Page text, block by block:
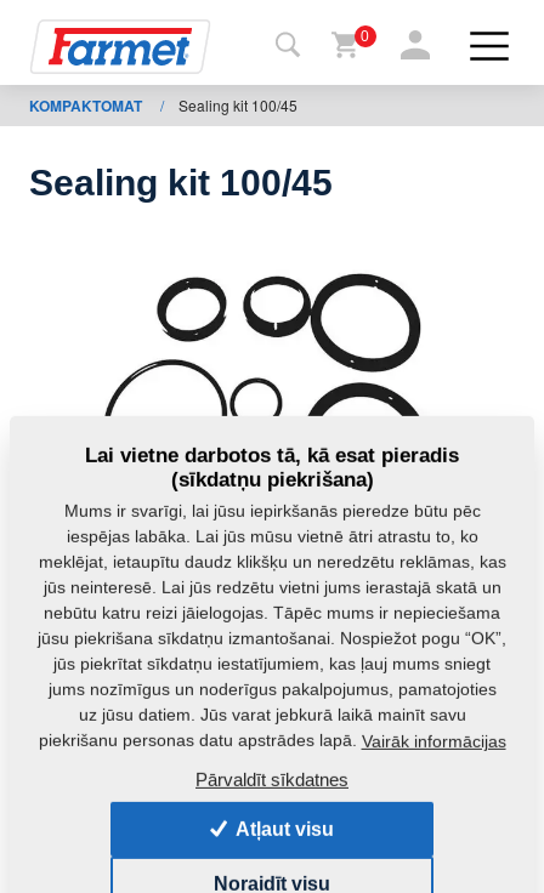
Atpakaļ
uz
Lejupielādei
0
KOMPAKTOMAT / Sealing kit 100/45
Sealing kit 100/45
Izstrādājuma kods: m05504
Šo detaļu ir iespējams izmantot arī šādām iekārtām:
GX
0,3000 Kg
Lai vietne darbotos tā, kā esat pieradis
(sīkdatņu piekrišana)
Mums ir svarīgi, lai jūsu iepirkšanās pieredze būtu pēc
iespējas labāka. Lai jūs mūsu vietnē ātri atrastu to, ko
meklējat, ietaupītu daudz klikšķu un neredzētu reklāmas, kas
jūs neinteresē. Lai jūs redzētu vietni jums ierastajā skatā un
nebūtu katru reizi jāielogojas. Tāpēc mums ir nepieciešama
jūsu piekrišana sīkdatņu izmantošanai. Nospiežot pogu “OK”,
jūs piekrītat sīkdatņu iestatījumiem, kas ļauj mums sniegt
jums nozīmīgus un noderīgus pakalpojumus, pamatojoties
uz jūsu datiem. Jūs varat jebkurā laikā mainīt savu
piekrišanu personas datu apstrādes lapā. Vairāk informācijas
Pārvaldīt sīkdatnes
Atļaut visu
Noraidīt visu